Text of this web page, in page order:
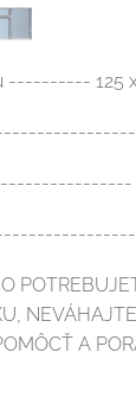
---------- 125
A